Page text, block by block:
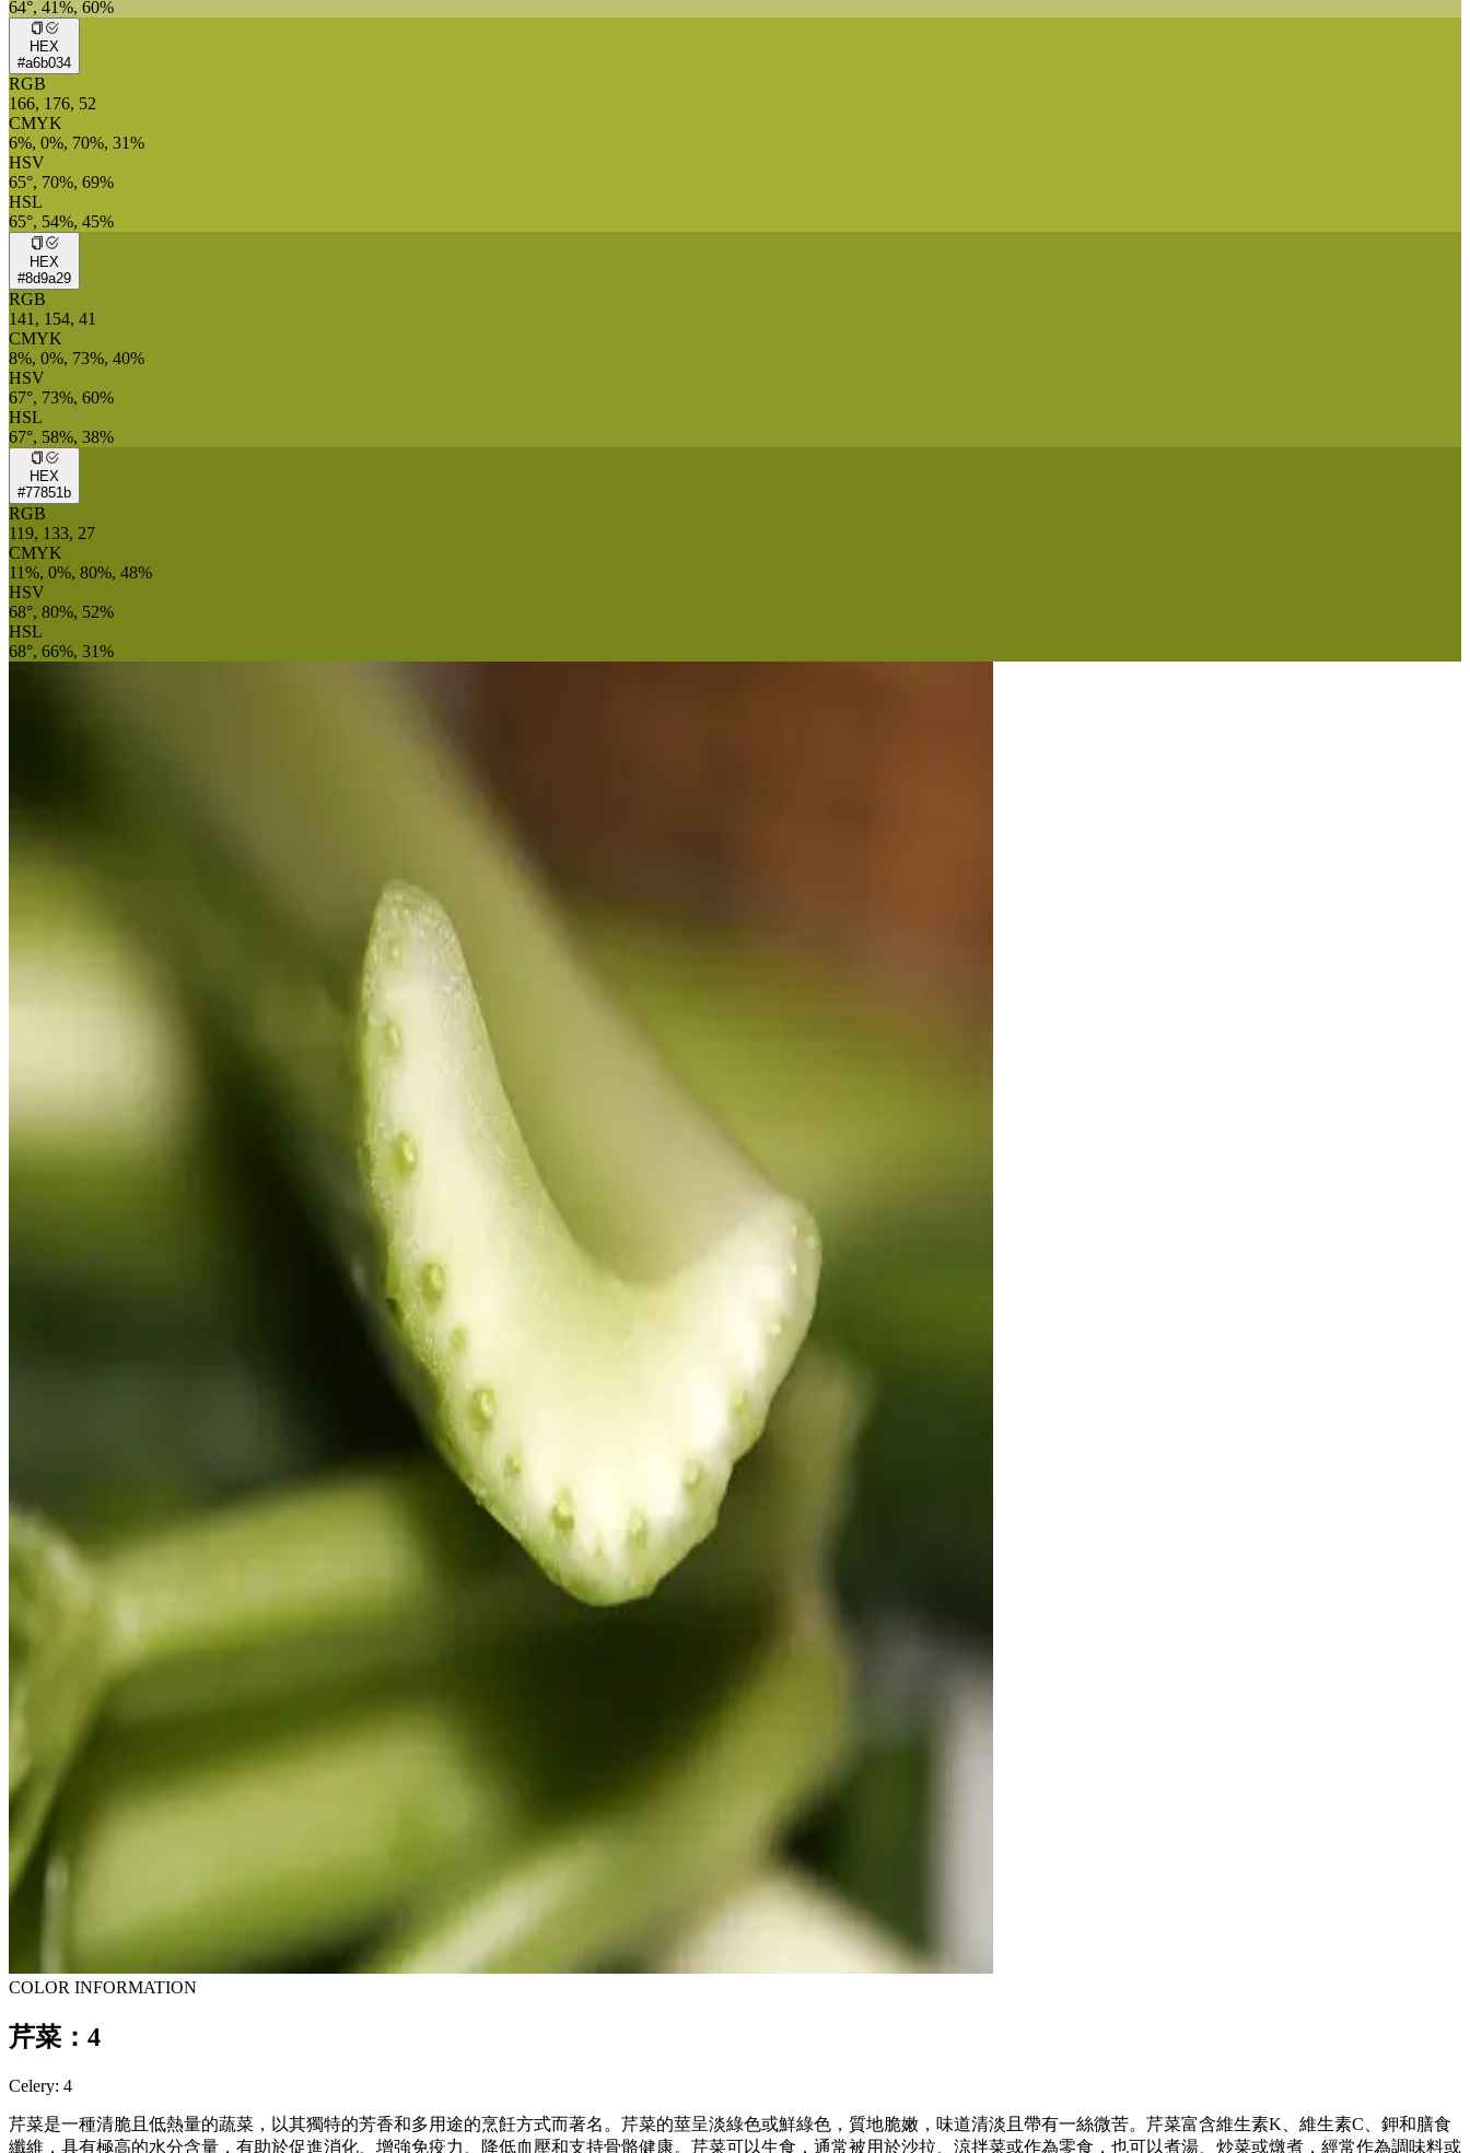
64°, 41%, 60%
HEX
#a6b034
RGB
166, 176, 52
CMYK
6%, 0%, 70%, 31%
HSV
65°, 70%, 69%
HSL
65°, 54%, 45%
HEX
#8d9a29
RGB
141, 154, 41
CMYK
8%, 0%, 73%, 40%
HSV
67°, 73%, 60%
HSL
67°, 58%, 38%
HEX
#77851b
RGB
119, 133, 27
CMYK
11%, 0%, 80%, 48%
HSV
68°, 80%, 52%
HSL
68°, 66%, 31%
COLOR INFORMATION
芹菜：4
Celery: 4
芹菜是一種清脆且低熱量的蔬菜，以其獨特的芳香和多用途的烹飪方式而著名。芹菜的莖呈淡綠色或鮮綠色，質地脆嫩，味道清淡且帶有一絲微苦。芹菜富含維生素K、維生素C、鉀和膳食
纖維，具有極高的水分含量，有助於促進消化、增強免疫力、降低血壓和支持骨骼健康。芹菜可以生食，通常被用於沙拉、涼拌菜或作為零食，也可以煮湯、炒菜或燉煮，經常作為調味料或